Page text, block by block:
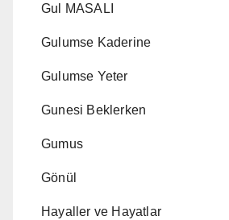
Gul MASALI
Gulumse Kaderine
Gulumse Yeter
Gunesi Beklerken
Gumus
Gönül
Hayaller ve Hayatlar